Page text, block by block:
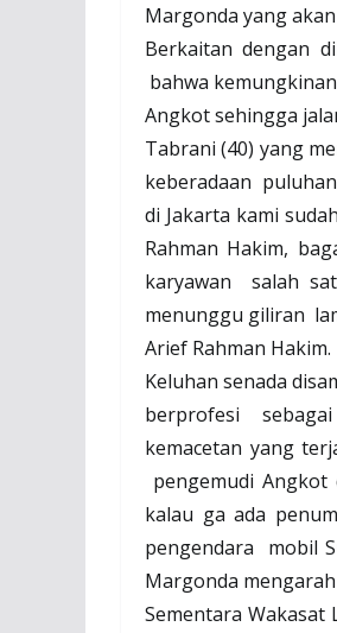
Margonda yang
Berkaitan dengan
bahwa
Angkot sehingga
Tabrani (40) yang
keberadaan
di Jakarta kami sudah
Rahman Hakim,
karyawan
salah
menunggu giliran
Arief Rahman Hakim.
Keluhan senada
berprofesi
kemacetan yang
pengemudi Angkot
kalau ga ada
pengendara
mobil
Margonda mengarah
Sementara Wakasat